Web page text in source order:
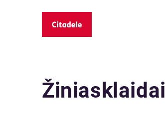
Žiniasklaidai